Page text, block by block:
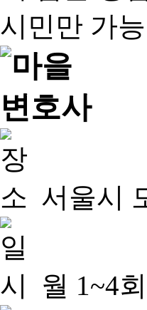
서울시
월 1~4회